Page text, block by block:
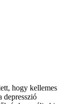
hogy kellemes
depresszió